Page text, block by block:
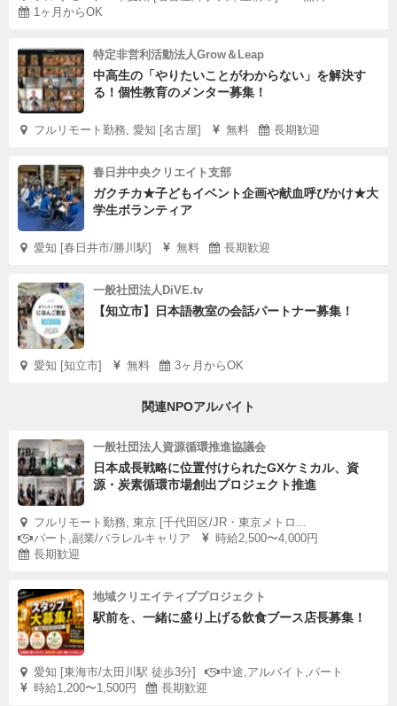
1ヶ月からOK
特定非営利活動法人Grow＆Leap
中高生の「やりたいことがわからない」を解決す
る！個性教育のメンター募集！
フルリモート勤務, 愛知 [名古屋] 無料 長期歓迎
春日井中央クリエイト支部
ガクチカ★子どもイベント企画や献血呼びかけ★大
学生ボランティア
愛知 [春日井市/勝川駅] 無料 長期歓迎
一般社団法人DiVE.tv
【知立市】日本語教室の会話パートナー募集！
愛知 [知立市] 無料 3ヶ月からOK
関連NPOアルバイト
一般社団法人資源循環推進協議会
日本成長戦略に位置付けられたGXケミカル、資
源・炭素循環市場創出プロジェクト推進
フルリモート勤務, 東京 [千代田区/JR・東京メトロ...
パート,副業/パラレルキャリア
時給2,500〜4,000円
長期歓迎
地域クリエイティブプロジェクト
駅前を、一緒に盛り上げる飲食ブース店長募集！
愛知 [東海市/太田川駅 徒歩3分]
中途,アルバイト,パート
時給1,200〜1,500円
長期歓迎